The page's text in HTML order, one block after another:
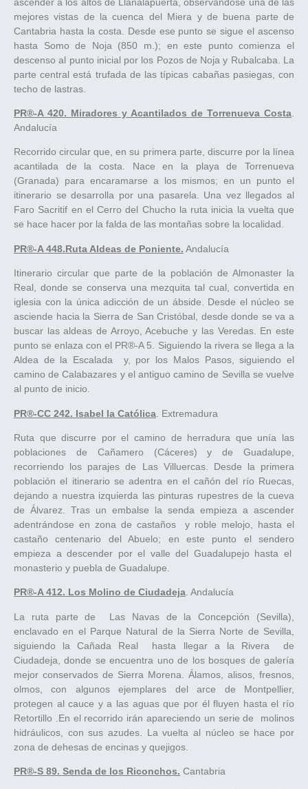
mejores vistas de la cuenca del Miera y de buena parte de
Cantabria hasta la costa. Desde ese punto se sigue el ascenso
hasta Somo de Noja (850 m.); en este punto comienza el
descenso al punto inicial por los Pozos de Noja y Rubalcaba. La
parte central está trufada de las típicas cabañas pasiegas, con
techo de lastras.
PR®-A 420. Miradores y Acantilados de Torrenueva Costa
Andalucía
Recorrido circular que, en su primera parte, discurre por la línea
acantilada de la costa. Nace en la playa de Torrenueva
(Granada) para encaramarse a los mismos; en un punto el
itinerario se desarrolla por una pasarela. Una vez llegados al
Faro Sacritif en el Cerro del Chucho la ruta inicia la vuelta que
se hace hacer por la falda de las montañas sobre la localidad.
PR®-A 448.Ruta Aldeas de Poniente. Andalucía
Itinerario circular que parte de la población de Almonaster la
Real, donde se conserva una mezquita tal cual, convertida en
iglesia con la única adicción de un ábside. Desde el núcleo se
asciende hacia la Sierra de San Cristóbal, desde donde se va a
buscar las aldeas de Arroyo, Acebuche y las Veredas. En este
punto se enlaza con el PR®-A 5. Siguiendo la rivera se llega a la
Aldea de la Escalada y, por los Malos Pasos, siguiendo el
camino de Calabazares y el antiguo camino de Sevilla se vuelve
al punto de inicio.
PR®-CC 242. Isabel la Católica . Extremadura
Ruta que discurre por el camino de herradura que unía las
poblaciones de Cañamero (Cáceres) y de Guadalupe,
recorriendo los parajes de Las Villuercas. Desde la primera
población el itinerario se adentra en el cañón del río Ruecas,
dejando a nuestra izquierda las pinturas rupestres de la cueva
de Álvarez. Tras un embalse la senda empieza a ascender
adentrándose en zona de castaños y roble melojo, hasta el
castaño centenario del Abuelo; en este punto el sendero
empieza a descender por el valle del Guadalupejo hasta el
monasterio y puebla de Guadalupe.
PR®-A 412. Los Molino de Ciudadeja. Andalucía
La ruta parte de Las Navas de la Concepción (Sevilla),
enclavado en el Parque Natural de la Sierra Norte de Sevilla,
siguiendo la Cañada Real hasta llegar a la Rivera de
Ciudadeja, donde se encuentra uno de los bosques de galería
mejor conservados de Sierra Morena. Álamos, alisos, fresnos,
olmos, con algunos ejemplares del arce de Montpellier,
protegen al cauce y a las aguas que por él fluyen hasta el río
Retortillo .En el recorrido irán apareciendo un serie de molinos
hidráulicos, con sus azudes. La vuelta al núcleo se hace por
zona de dehesas de encinas y quejigos.
PR®-S 89. Senda de los Riconchos. Cantabria